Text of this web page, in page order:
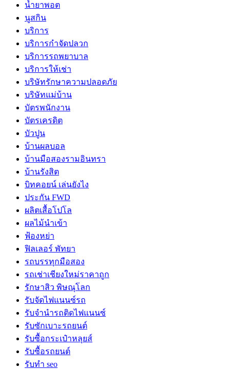
น้ำยาพอต
นูสกิน
บริการ
บริการกำจัดปลวก
บริการรถพยาบาล
บริการให้เช่า
บริษัทรักษาความปลอดภัย
บริษัทแม่บ้าน
บัตรพนักงาน
บัตรเครดิต
บัวปูน
บ้านผลบอล
บ้านมือสองรามอินทรา
บ้านรังสิต
บิทคอยน์ เล่นยังไง
ประกัน FWD
ผลิตเสื้อโปโล
ผลไม้นำเข้า
ฟ้องหย่า
ฟิลเลอร์ พัทยา
รถบรรทุกมือสอง
รถเช่าเชียงใหม่ราคาถูก
รักษาสิว พิษณุโลก
รับจัดไฟแนนซ์รถ
รับจำนำรถติดไฟแนนซ์
รับซักเบาะรถยนต์
รับซื้อกระเป๋าหลุยส์
รับซื้อรถยนต์
รับทำ seo